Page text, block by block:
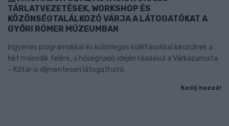
TÁRLATVEZETÉSEK, WORKSHOP ÉS
KÖZÖNSÉGTALÁLKOZÓ VÁRJA A LÁTOGATÓKAT A
GYŐRI RÓMER MÚZEUMBAN
Ingyenes programokkal és különleges kiállításokkal készülnek a
hét második felére, a hőségriadó idején ráadásul a Várkazamata
– Kőtár is díjmentesen látogatható.
Szólj hozzá!